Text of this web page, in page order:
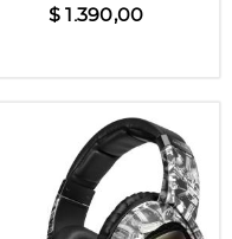
$ 1.390,00